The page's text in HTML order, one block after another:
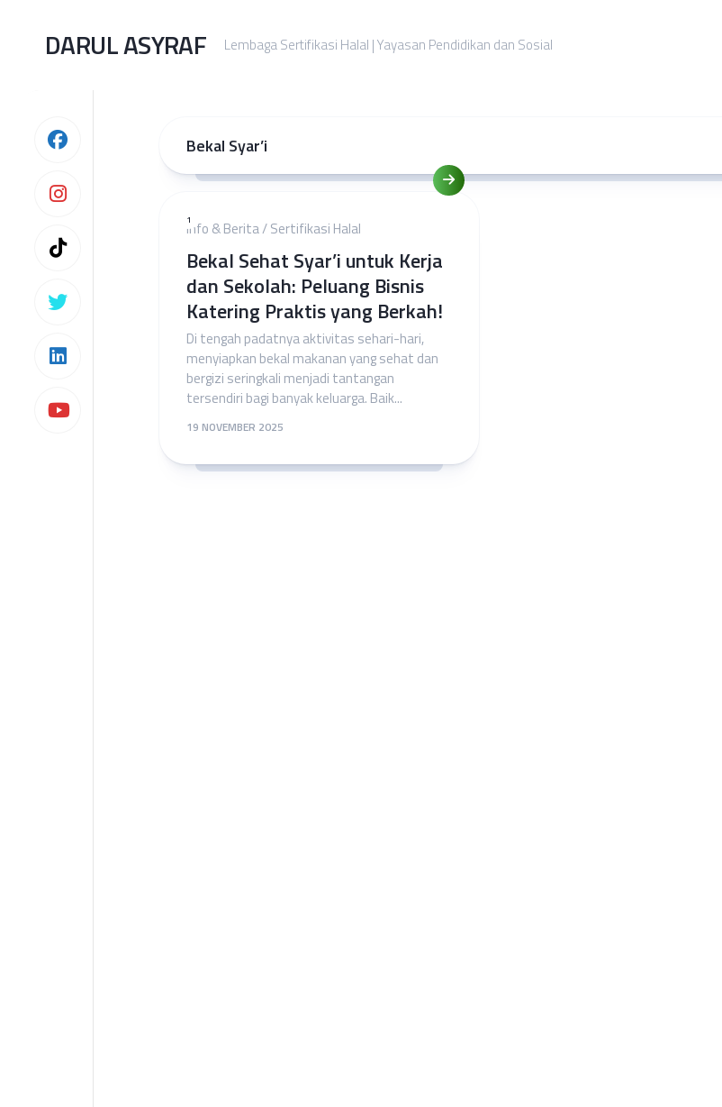
DARUL ASYRAF Lembaga Sertifikasi Halal | Yayasan Pendidikan dan Sosial
Bekal Syar’i
1Info & Berita/Sertifikasi Halal
Bekal Sehat Syar’i untuk Kerja
dan Sekolah: Peluang Bisnis
Katering Praktis yang Berkah!
Di tengah padatnya aktivitas sehari-hari,
menyiapkan bekal makanan yang sehat dan
bergizi seringkali menjadi tantangan
tersendiri bagi banyak keluarga. Baik...
19 NOVEMBER 2025